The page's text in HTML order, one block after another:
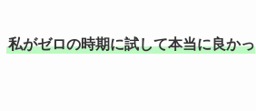
私がゼロの時期に試して本当に良かっ